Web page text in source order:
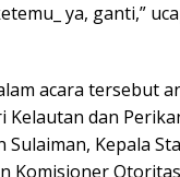
ya, ganti,”
acara tersebut
Kelautan dan
Sulaiman, Kepala
Komisioner